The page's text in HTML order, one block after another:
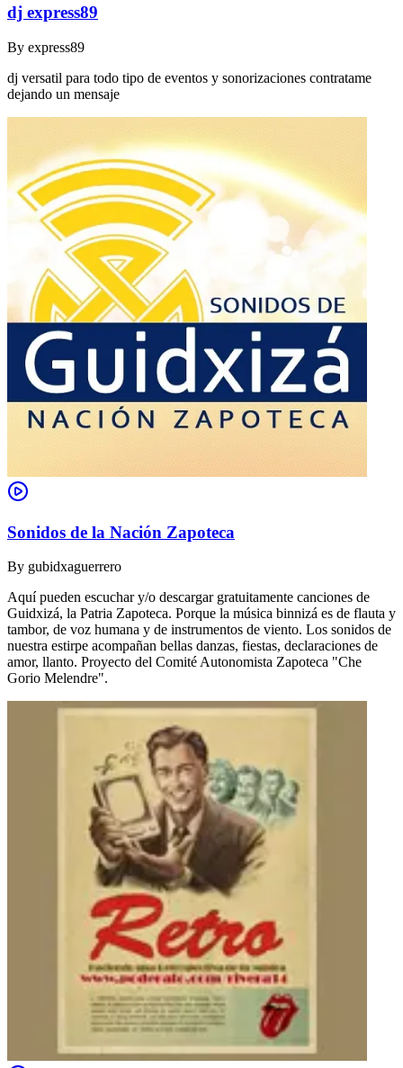
dj express89
By express89
dj versatil para todo tipo de eventos y sonorizaciones contratame
dejando un mensaje
Sonidos de la Nación Zapoteca
By gubidxaguerrero
Aquí pueden escuchar y/o descargar gratuitamente canciones de
Guidxizá, la Patria Zapoteca. Porque la música binnizá es de flauta y
tambor, de voz humana y de instrumentos de viento. Los sonidos de
nuestra estirpe acompañan bellas danzas, fiestas, declaraciones de
amor, llanto. Proyecto del Comité Autonomista Zapoteca "Che
Gorio Melendre".